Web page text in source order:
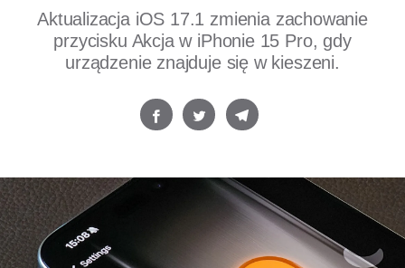
Aktualizacja iOS 17.1 zmienia zachowanie
przycisku Akcja w iPhonie 15 Pro, gdy
urządzenie znajduje się w kieszeni.